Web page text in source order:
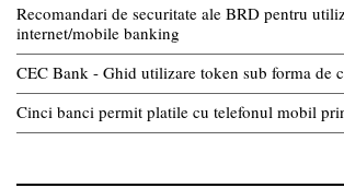
Recomandari de securitate ale BRD pentru
internet/mobile banking
CEC Bank - Ghid utilizare token sub forma de
Cinci banci permit platile cu telefonul mobil